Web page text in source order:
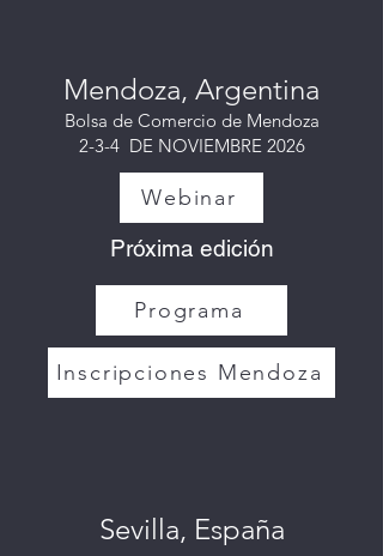
Mendoza, Argentina
Bolsa de Comercio de Mendoza
2-3-4 DE NOVIEMBRE 2026
Webinar
Próxima edición
Programa
Inscripciones Mendoza
Sevilla, España